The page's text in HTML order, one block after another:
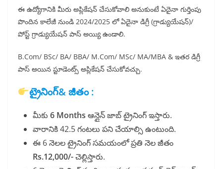
ఈ ఉద్యోగానికి మీరు అప్లికేషన్ చేసుకోవాలి అనుకుంటే ఏదైనా గుర్తింపు
పొందిన కాలేజీ నుండి 2024/2025 లో ఏదైనా డిగ్రీ (గ్రాడ్యుయేషన్)/
పోస్ట్ గ్రాడ్యుయేషన్ పాస్ అయ్యి ఉండాలి.
B.Com/ BSc/ BA/ BBA/ M.Com/ MSc/ MA/MBA & ఇతర డిగ్రీ
పాస్ అయిన స్టూడెంట్స్ అప్లికేషన్ చేసుకోవచ్చు.
ట్రైనింగ్& జీతం :
మీకు 6 Months ఆన్లైన్ జాబ్ ట్రైనింగ్ ఇస్తారు.
వారానికి 42.5 గంటలు పని చేయాల్సి ఉంటుంది.
ఈ 6 నెలల ట్రైనింగ్ సమయంలో ప్రతి నెల జీతం
Rs.12,000/-చెల్లిస్తారు.